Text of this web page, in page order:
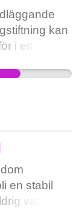
kan
i ett
att
att
och
hantera
och
Unga
PRO
en stabil
varit en